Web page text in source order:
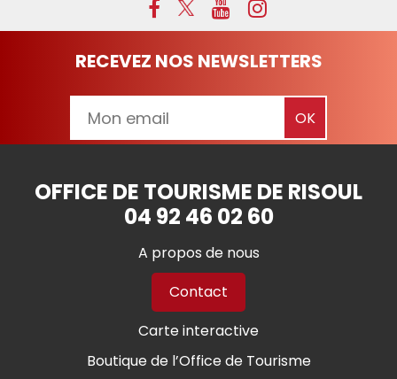
RECEVEZ NOS NEWSLETTERS
OFFICE DE TOURISME DE RISOUL
04 92 46 02 60
A propos de nous
Contact
Carte interactive
Boutique de l’Office de Tourisme